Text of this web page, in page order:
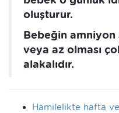
oluşturur.
Bebeğin amniyon
veya az olması
alakalıdır.
Hamilelikte hafta